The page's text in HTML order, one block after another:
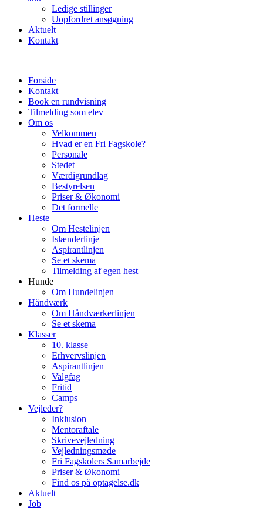
Ledige stillinger
Uopfordret ansøgning
Aktuelt
Kontakt
Forside
Kontakt
Book en rundvisning
Tilmelding som elev
Om os
Velkommen
Hvad er en Fri Fagskole?
Personale
Stedet
Værdigrundlag
Bestyrelsen
Priser & Økonomi
Det formelle
Heste
Om Hestelinjen
Islænderlinje
Aspirantlinjen
Se et skema
Tilmelding af egen hest
Hunde
Om Hundelinjen
Håndværk
Om Håndværkerlinjen
Se et skema
Klasser
10. klasse
Erhvervslinjen
Aspirantlinjen
Valgfag
Fritid
Camps
Vejleder?
Inklusion
Mentoraftale
Skrivevejledning
Vejledningsmøde
Fri Fagskolers Samarbejde
Priser & Økonomi
Find os på optagelse.dk
Aktuelt
Job